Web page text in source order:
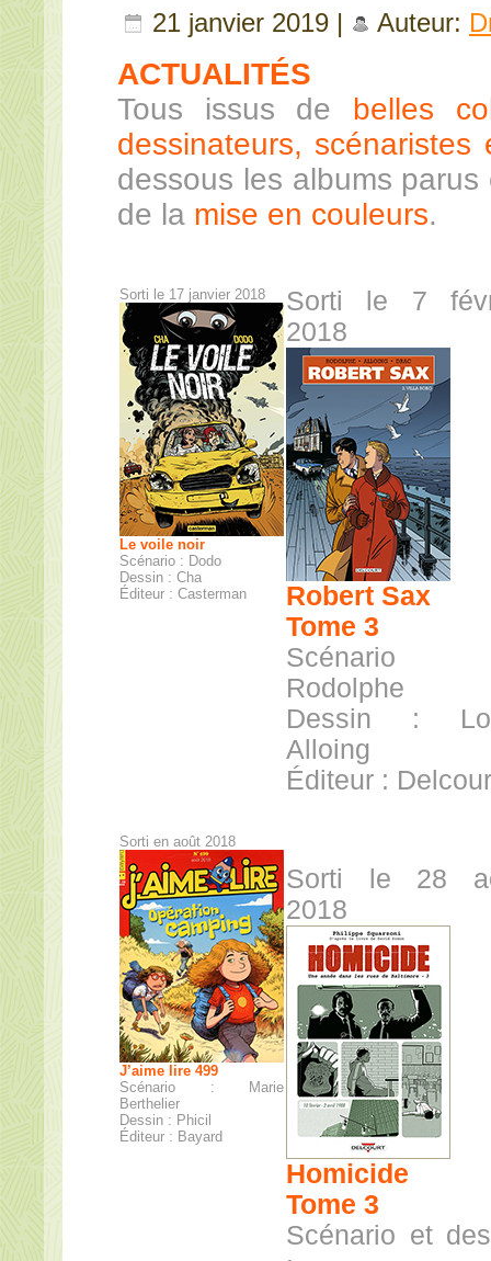
21 janvier 2019 | Auteur:
ACTUALITÉS
Tous issus de belles
dessinateurs, scénaristes
dessous les albums
de la mise en couleurs.
Sorti le 17 janvier 2018
Le voile noir
Scénario : Dodo
Dessin : Cha
Éditeur : Casterman
Sorti le 7
2018
Robert Sax
Tome 3
Rodolphe
Dessin :
Alloing
Éditeur :
Sorti en août 2018
J’aime lire 499
Scénario : Marie
Berthelier
Dessin : Phicil
Éditeur : Bayard
Sorti le 28
2018
Homicide
Tome 3
Scénario et